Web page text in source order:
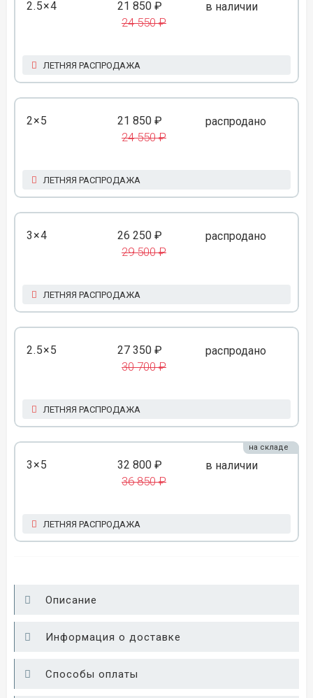
2.5×4 21 850 ₽
24 550 ₽
в наличии
ЛЕТНЯЯ РАСПРОДАЖА
2×5 21 850 ₽
24 550 ₽
распродано
ЛЕТНЯЯ РАСПРОДАЖА
3×4 26 250 ₽
29 500 ₽
распродано
ЛЕТНЯЯ РАСПРОДАЖА
2.5×5 27 350 ₽
30 700 ₽
распродано
ЛЕТНЯЯ РАСПРОДАЖА
3×5 32 800 ₽
36 850 ₽
в наличии
на складе
ЛЕТНЯЯ РАСПРОДАЖА
Описание
Информация о доставке
Способы оплаты